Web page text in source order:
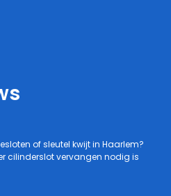
of sleutel kwijt in Haarlem?
cilinderslot vervangen nodig is